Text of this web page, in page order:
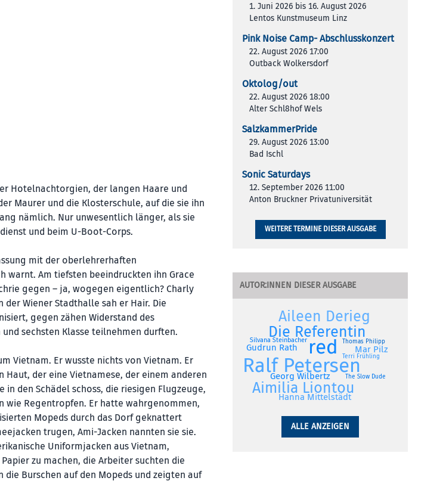
Hotelnachtorgien, der langen Haare und
Maurer und die Klosterschule, auf die sie ihn
nämlich. Nur unwesentlich länger, als sie
und beim U-Boot-Corps.
mit der oberlehrerhaften
Am tiefsten beeindruckten ihn Grace
gegen – ja, wogegen eigentlich? Charly
Wiener Stadthalle sah er Hair. Die
gegen zähen Widerstand des
sechsten Klasse teilnehmen durften.
Vietnam. Er wusste nichts von Vietnam. Er
der eine Vietnamese, der einem anderen
den Schädel schoss, die riesigen Flugzeuge,
wie Regentropfen. Er hatte wahrgenommen,
Mopeds durch das Dorf geknattert
trugen, Ami-Jacken nannten sie sie.
Uniformjacken aus Vietnam,
zu machen, die Arbeiter suchten die
Burschen auf den Mopeds und zeigten auf
1. Juni 2026 bis 16. August 2026
Lentos Kunstmuseum Linz
Pink Noise Camp- Abschlusskonzert
22. August 2026 17:00
Outback Wolkersdorf
Oktolog/out
22. August 2026 18:00
Alter Schl8hof Wels
SalzkammerPride
29. August 2026 13:00
Bad Ischl
Sonic Saturdays
12. September 2026 11:00
Anton Bruckner Privatuniversität
WEITERE TERMINE DIESER AUSGABE
AUTOR:INNEN DIESER AUSGABE
Ralf Petersen
red
Aileen Derieg
Aimilia Liontou
Die Referentin
Georg Wilbertz
Gudrun Rath
Hanna Mittelstädt
Mar Pilz
Silvana Steinbacher
Terri Frühling
The Slow Dude
Thomas Philipp
ALLE ANZEIGEN